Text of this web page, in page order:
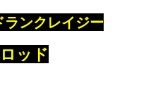
ランクレイジー
ッド